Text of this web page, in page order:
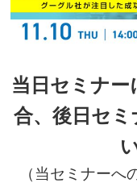
当日セミナ
合、後日セ
（当セミナーへ